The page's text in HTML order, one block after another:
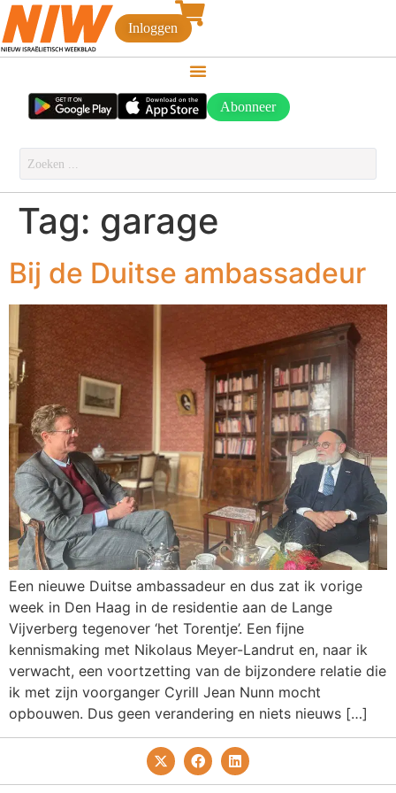
Inloggen
Abonneer
Tag: garage
Bij de Duitse ambassadeur
Een nieuwe Duitse ambassadeur en dus zat ik vorige
week in Den Haag in de residentie aan de Lange
Vijverberg tegenover ‘het Torentje’. Een fijne
kennismaking met Nikolaus Meyer-Landrut en, naar ik
verwacht, een voortzetting van de bijzondere relatie die
ik met zijn voorganger Cyrill Jean Nunn mocht
opbouwen. Dus geen verandering en niets nieuws […]